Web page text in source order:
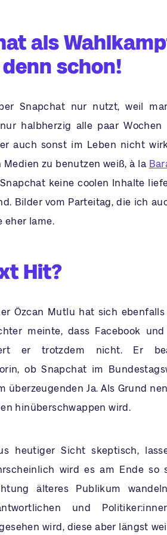
als
schon!
Snapchat nur nutzt, weil
halbherzig alle paar
auch sonst im Leben nicht
Medien zu benutzen weiß, à la
keine coolen Inhalte
Bilder vom Parteitag, die ich
eher lame.
Hit?
Özcan Mutlu hat sich
meinte, dass Facebook
er trotzdem nicht. Er
ob Snapchat im
überzeugenden Ja. Als Grund
hinüberschwappen wird.
heutiger Sicht skeptisch,
wird es am Ende so
älteres Publikum
und
wird, diese aber längst